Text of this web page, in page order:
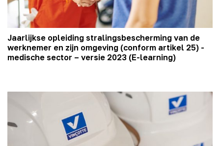
Jaarlijkse opleiding stralingsbescherming van de
werknemer en zijn omgeving (conform artikel 25) -
medische sector – versie 2023 (E-learning)